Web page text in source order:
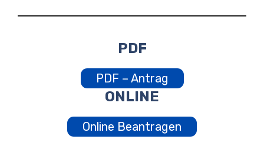
PDF
PDF – Antrag
ONLINE
Online Beantragen